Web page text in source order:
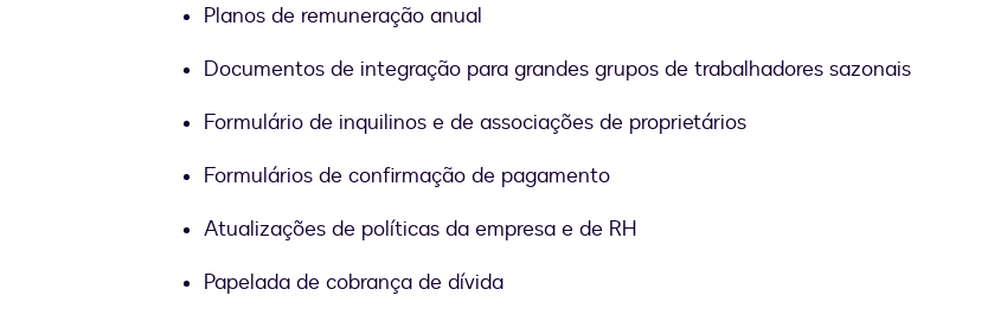
Planos de remuneração anual
Documentos de integração para grandes grupos de trabalhadores sazonais
Formulário de inquilinos e de associações de proprietários
Formulários de confirmação de pagamento
Atualizações de políticas da empresa e de RH
Papelada de cobrança de dívida